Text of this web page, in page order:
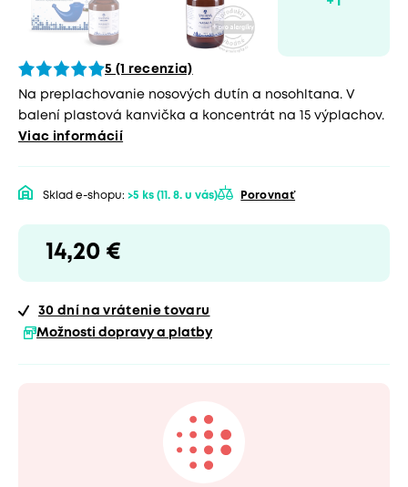
5 (1 recenzia)
Na preplachovanie nosových dutín a nosohltana. V
balení plastová kanvička a koncentrát na 15 výplachov.
Viac informácií
Sklad e-shopu: >5 ks (11. 8. u vás) Porovnať
14,20 €
30 dní na vrátenie tovaru
Možnosti dopravy a platby